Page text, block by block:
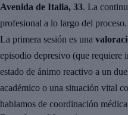
Avenida de Italia, 33. La
profesional a lo largo del proceso.
La primera sesión es una
episodio depresivo (que requiere
estado de ánimo reactivo a un
académico o una situación vital
hablamos de coordinación